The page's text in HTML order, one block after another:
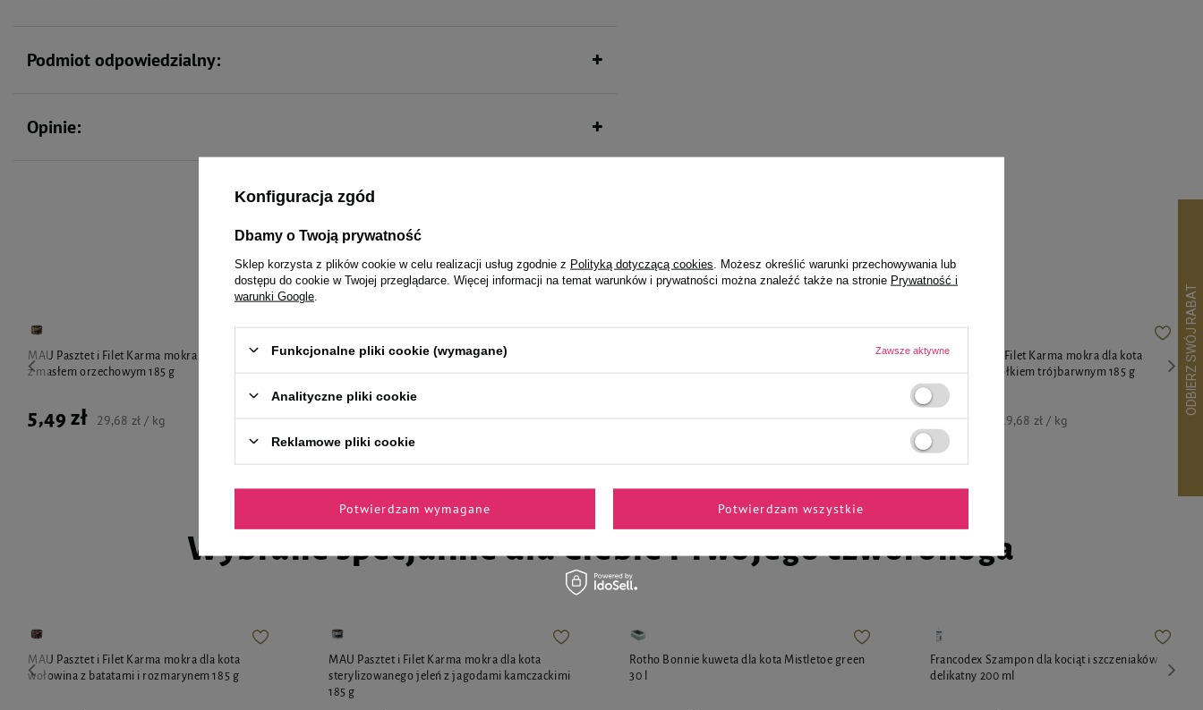
Podmiot odpowiedzialny:
Opinie:
To także ucieszy Twojego pupila
MAU Pasztet i Filet Karma mokra dla kota indyk
z masłem orzechowym 185 g
5,49 zł 29,68 zł / kg
MAU Pasztet i Filet Karma mokra dla kota
MAU Pasztet i Filet Karma mokra dla kota
karmazyn z fiołkiem trójbarwnym 185 g
29,68 zł / kg
Wybrane specjalnie dla Ciebie i Twojego czworonoga
MAU Pasztet i Filet Karma mokra dla kota
wołowina z batatami i rozmarynem 185 g
MAU Pasztet i Filet Karma mokra dla kota
sterylizowanego jeleń z jagodami kamczackimi
185 g
Rotho Bonnie kuweta dla kota Mistletoe green
30 l
Francodex Szampon dla kociąt i szczeniaków
delikatny 200 ml
Konfiguracja zgód
Dbamy o Twoją prywatność
Sklep korzysta z plików cookie w celu realizacji usług zgodnie z Polityką dotyczącą cookies . Możesz określić warunki przechowywania lub
dostępu do cookie w Twojej przeglądarce. Więcej informacji na temat warunków i prywatności można znaleźć także na stronie Prywatność i
warunki Google
Funkcjonalne pliki cookie (wymagane) Zawsze aktywne
Analityczne pliki cookie
Reklamowe pliki cookie
Potwierdzam wymagane Potwierdzam wszystkie